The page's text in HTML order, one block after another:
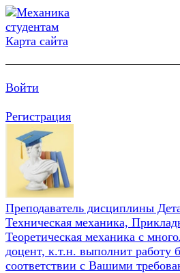
Карта сайта
Войти
Регистрация
Преподаватель дисциплины
Техническая механика,
Теоретическая механика с
доцент, к.т.н. выполнит работу
соответствии с Вашими